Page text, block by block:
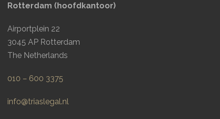
Rotterdam (hoofdkantoor)
Airportplein 22
3045 AP Rotterdam
The Netherlands
010 – 600 3375
info@triaslegal.nl